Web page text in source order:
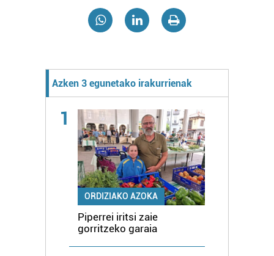
Azken 3 egunetako irakurrienak
1
ORDIZIAKO AZOKA
Piperrei iritsi zaie
gorritzeko garaia